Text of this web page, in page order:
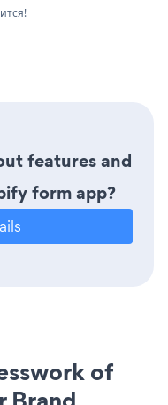
features and
form app?
of